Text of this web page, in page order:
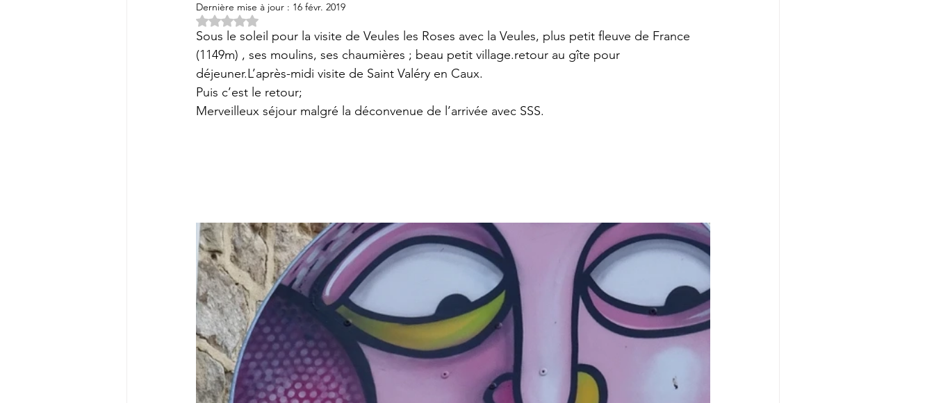
Dernière mise à jour : 16 févr. 2019
Noté NaN étoiles sur 5.
Sous le soleil pour la visite de Veules les Roses avec la Veules, plus petit fleuve de France
(1149m) , ses moulins, ses chaumières ; beau petit village.retour au gîte pour
déjeuner.L’après-midi visite de Saint Valéry en Caux.
Puis c’est le retour;
Merveilleux séjour malgré la déconvenue de l’arrivée avec SSS.